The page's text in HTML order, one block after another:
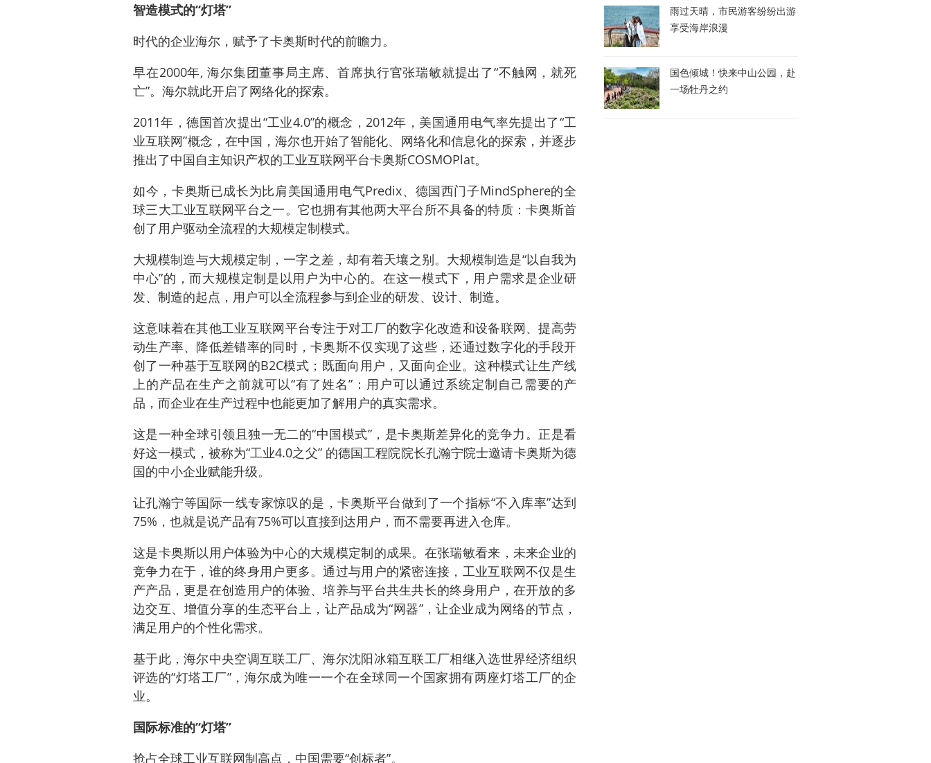
智造模式的“灯塔”
时代的企业海尔，赋予了卡奥斯时代的前瞻力。
早在2000年, 海尔集团董事局主席、首席执行官张瑞敏就提出了“不触网，就死
亡”。海尔就此开启了网络化的探索。
2011年，德国首次提出“工业4.0”的概念，2012年，美国通用电气率先提出了“工
业互联网”概念，在中国，海尔也开始了智能化、网络化和信息化的探索，并逐步
推出了中国自主知识产权的工业互联网平台卡奥斯COSMOPlat。
如今，卡奥斯已成长为比肩美国通用电气Predix、德国西门子MindSphere的全
球三大工业互联网平台之一。它也拥有其他两大平台所不具备的特质：卡奥斯首
创了用户驱动全流程的大规模定制模式。
大规模制造与大规模定制，一字之差，却有着天壤之别。大规模制造是“以自我为
中心”的，而大规模定制是以用户为中心的。在这一模式下，用户需求是企业研
发、制造的起点，用户可以全流程参与到企业的研发、设计、制造。
这意味着在其他工业互联网平台专注于对工厂的数字化改造和设备联网、提高劳
动生产率、降低差错率的同时，卡奥斯不仅实现了这些，还通过数字化的手段开
创了一种基于互联网的B2C模式；既面向用户，又面向企业。这种模式让生产线
上的产品在生产之前就可以“有了姓名”：用户可以通过系统定制自己需要的产
品，而企业在生产过程中也能更加了解用户的真实需求。
这是一种全球引领且独一无二的“中国模式”，是卡奥斯差异化的竞争力。正是看
好这一模式，被称为“工业4.0之父” 的德国工程院院长孔瀚宁院士邀请卡奥斯为德
国的中小企业赋能升级。
让孔瀚宁等国际一线专家惊叹的是，卡奥斯平台做到了一个指标“不入库率”达到
75%，也就是说产品有75%可以直接到达用户，而不需要再进入仓库。
这是卡奥斯以用户体验为中心的大规模定制的成果。在张瑞敏看来，未来企业的
竞争力在于，谁的终身用户更多。通过与用户的紧密连接，工业互联网不仅是生
产产品，更是在创造用户的体验、培养与平台共生共长的终身用户，在开放的多
边交互、增值分享的生态平台上，让产品成为“网器”，让企业成为网络的节点，
满足用户的个性化需求。
基于此，海尔中央空调互联工厂、海尔沈阳冰箱互联工厂相继入选世界经济组织
评选的“灯塔工厂”，海尔成为唯一一个在全球同一个国家拥有两座灯塔工厂的企
业。
国际标准的“灯塔”
抢占全球工业互联网制高点，中国需要“创标者”。
雨过天晴，市民游客纷纷出游
享受海岸浪漫
国色倾城！快来中山公园，赴
一场牡丹之约